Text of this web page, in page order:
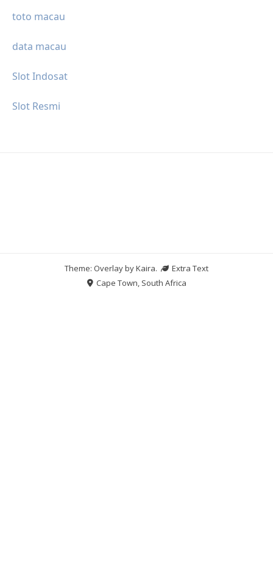
toto macau
data macau
Slot Indosat
Slot Resmi
Theme: Overlay byKaira.
Extra Text
Cape Town, South Africa